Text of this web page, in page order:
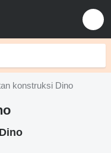
konstruksi Dino